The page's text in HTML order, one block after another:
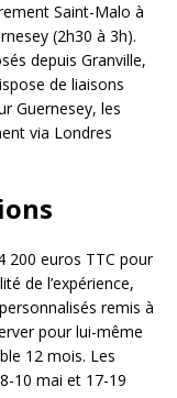
Saint-Malo à
(2h30 à 3h).
depuis Granville,
de liaisons
Guernesey, les
via Londres
200 euros TTC pour
de l’expérience,
remis à
pour lui-même
12 mois. Les
10 mai et 17-19